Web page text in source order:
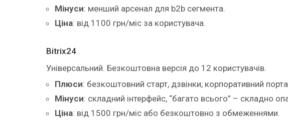
Мінуси: менший арсенал для b2b сегмента.
Ціна: від 1100 грн/міс за користувача.
Bitrix24
Універсальний. Безкоштовна версія до 12 користувачів.
Плюси: безкоштовний старт, дзвінки, корпоративний
Мінуси: складний інтерфейс, “багато всього” – складно
Ціна: від 1500 грн/міс або безкоштовно з обмеженнями.